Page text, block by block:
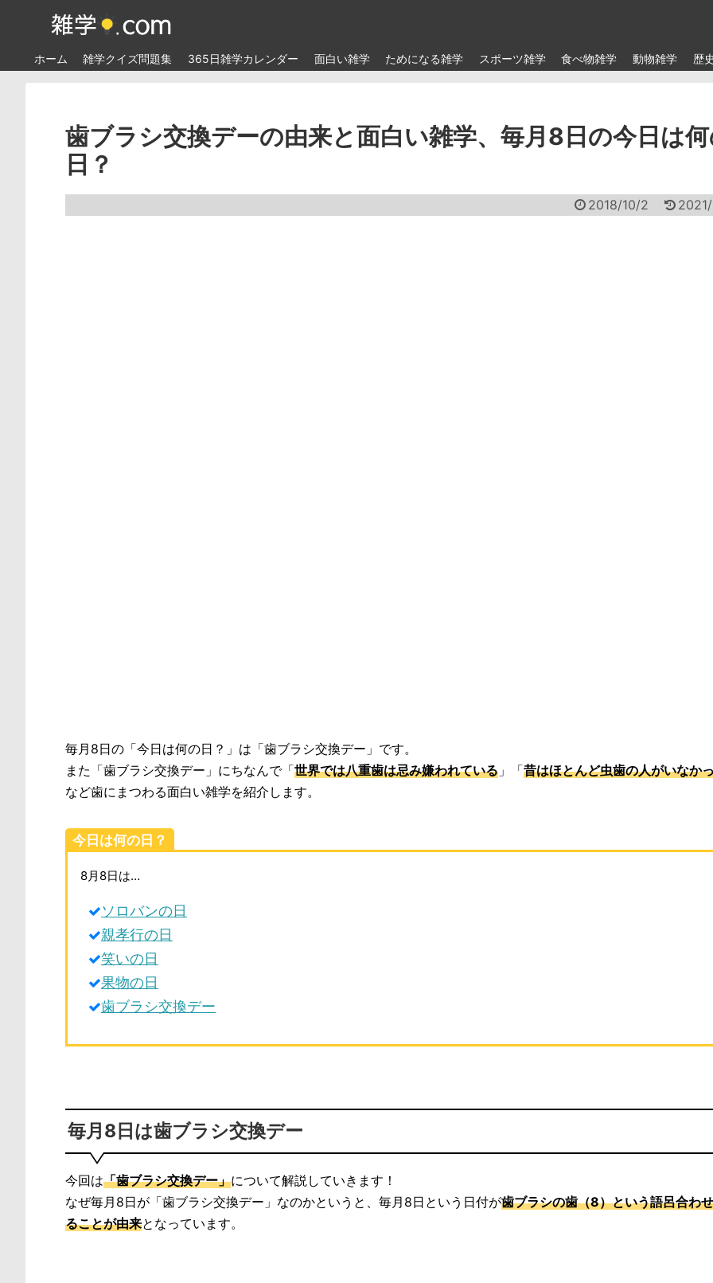
ホーム 雑学クイズ問題集 365日雑学カレンダー 面白い雑学 ためになる雑学 スポーツ雑学 食べ物雑学 動物雑学 歴
歯ブラシ交換デーの由来と面白い雑学、毎月8日の今日は
日？
2018/10/2
毎月8日の「今日は何の日？」は「歯ブラシ交換デー」です。
また「歯ブラシ交換デー」にちなんで「世界では八重歯は忌み嫌われている 」「昔はほとんど虫歯の人がいなか
など歯にまつわる面白い雑学を紹介します。
今日は何の日？
8月8日は…
ソロバンの日
親孝行の日
笑いの日
果物の日
歯ブラシ交換デー
毎月8日は歯ブラシ交換デー
今回は「歯ブラシ交換デー」について解説していきます！
なぜ毎月8日が「歯ブラシ交換デー」なのかというと、毎月8日という日付が歯ブラシの歯（8）という語呂合わ
ることが由来となっています。